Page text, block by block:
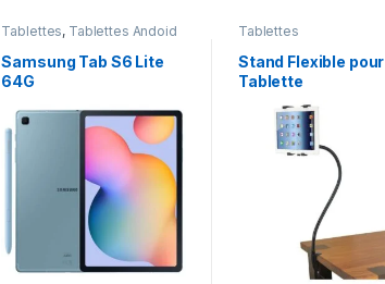
Tablettes, Tablettes Andoid
Samsung Tab S6 Lite
64G
Tablettes
Stand Flexible pour
Tablette